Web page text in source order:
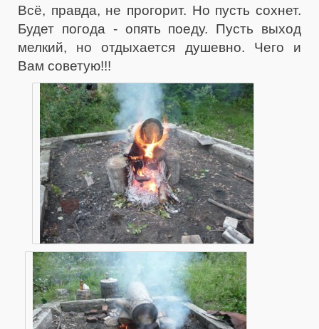
Всё, правда, не прогорит. Но пусть сохнет.
Будет погода - опять поеду. Пусть выход
мелкий, но отдыхается душевно. Чего и
Вам советую!!!